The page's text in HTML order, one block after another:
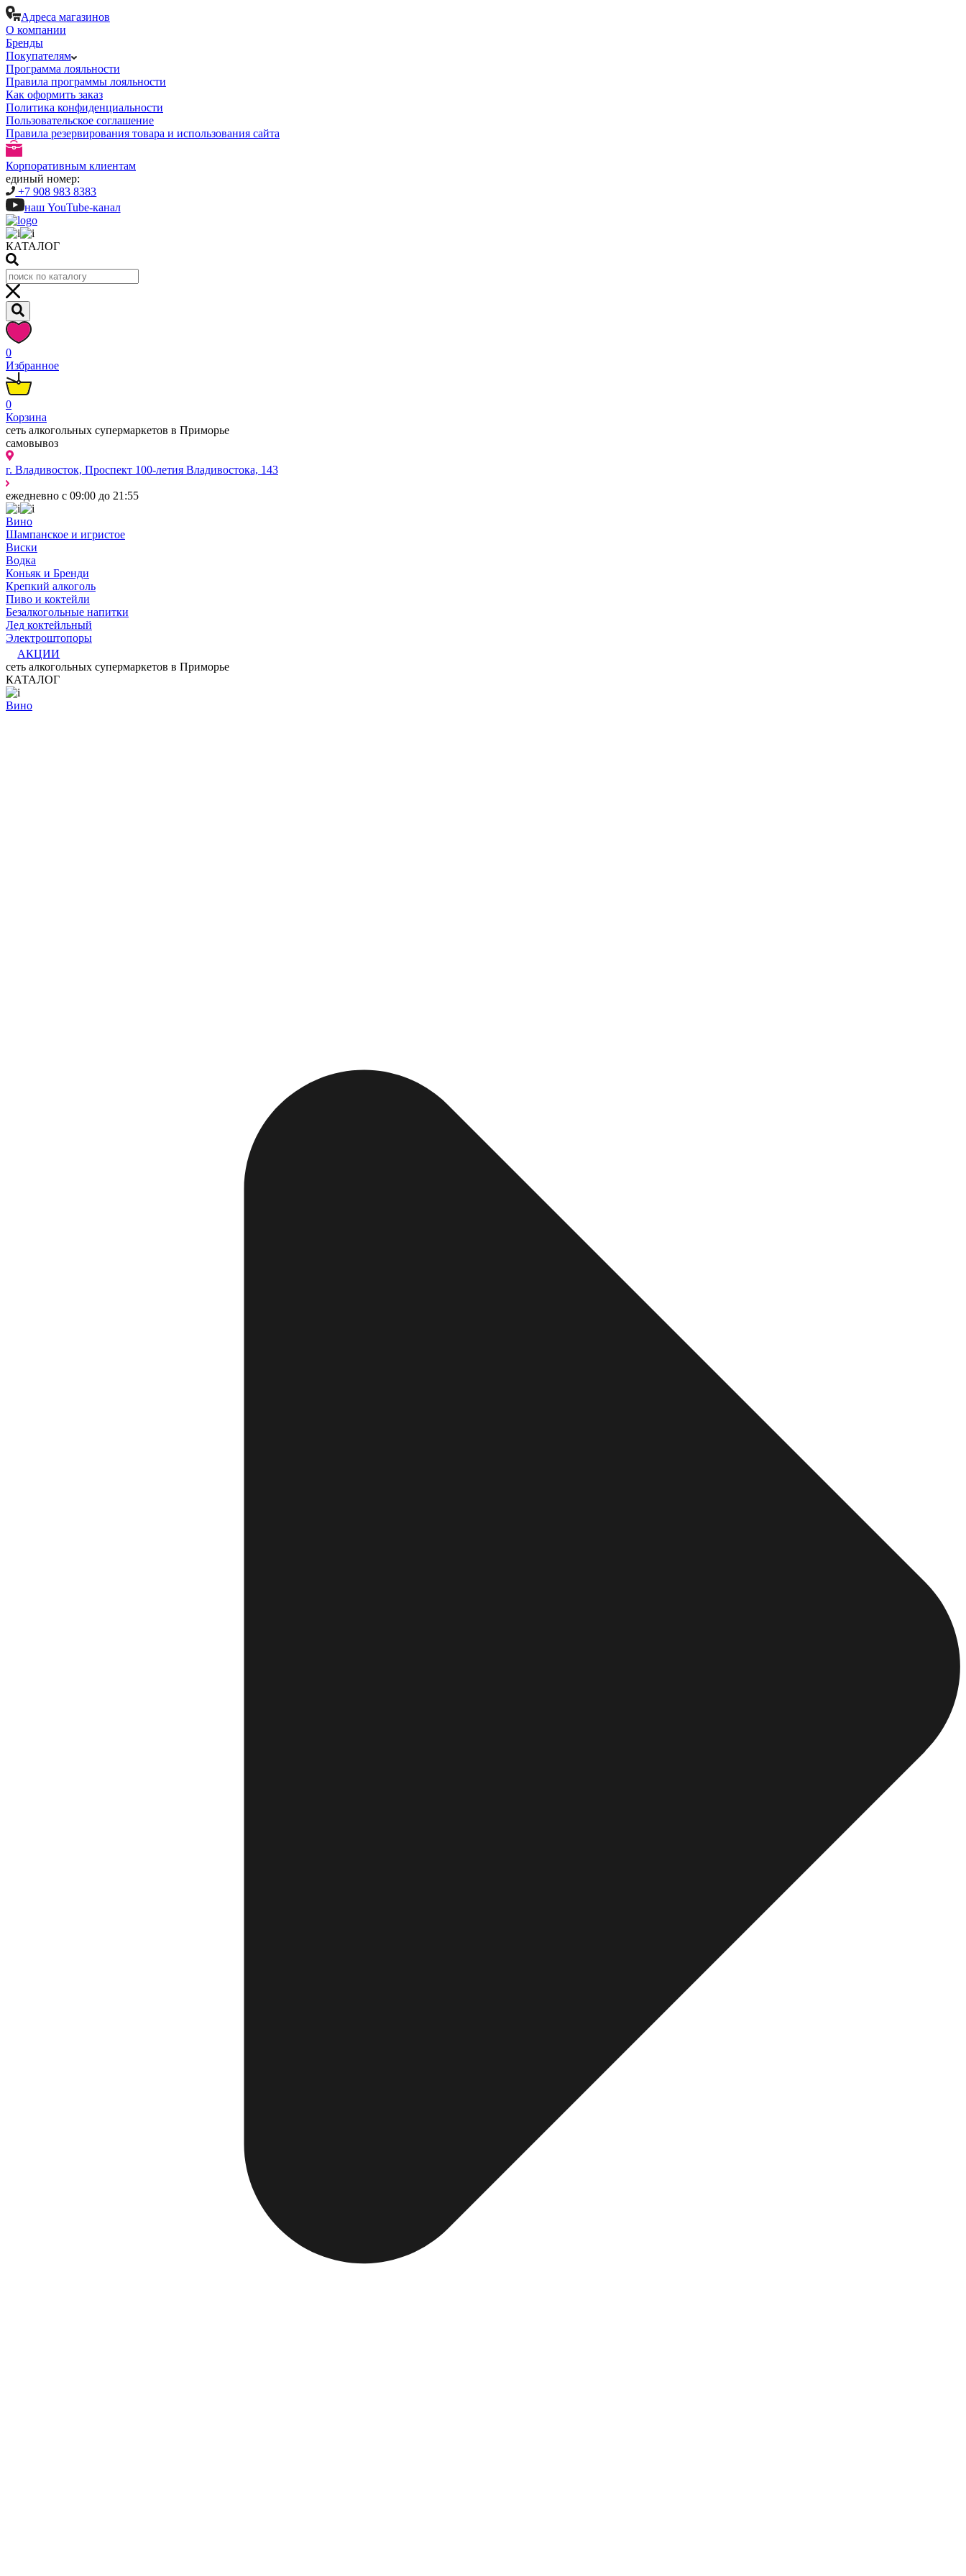
Адреса магазинов
О компании
Бренды
Покупателям
Программа лояльности
Правила программы лояльности
Как оформить заказ
Политика конфиденциальности
Пользовательское соглашение
Правила резервирования товара и использования сайта
Корпоративным клиентам
единый номер:
+7 908 983 8383
наш YouTube-канал
КАТАЛОГ
0
Избранное
0
Корзина
сеть алкогольных супермаркетов в Приморье
самовывоз
г. Владивосток, Проспект 100-летия Владивостока, 143
ежедневно с 09:00 до 21:55
Вино
Шампанское и игристое
Виски
Водка
Коньяк и Бренди
Крепкий алкоголь
Пиво и коктейли
Безалкогольные напитки
Лед коктейльный
Электроштопоры
АКЦИИ
сеть алкогольных супермаркетов в Приморье
КАТАЛОГ
Вино